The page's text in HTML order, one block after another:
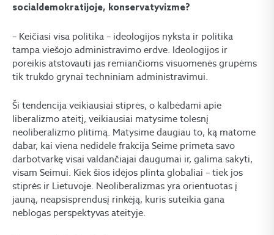
socialdemokratijoje, konservatyvizme?
– Keičiasi visa politika – ideologijos nyksta ir politika
tampa viešojo administravimo erdve. Ideologijos ir
poreikis atstovauti jas remiančioms visuomenės grupėms
tik trukdo grynai techniniam administravimui.
Ši tendencija veikiausiai stiprės, o kalbėdami apie
liberalizmo ateitį, veikiausiai matysime tolesnį
neoliberalizmo plitimą. Matysime daugiau to, ką matome
dabar, kai viena nedidelė frakcija Seime primeta savo
darbotvarkę visai valdančiajai daugumai ir, galima sakyti,
visam Seimui. Kiek šios idėjos plinta globaliai – tiek jos
stiprės ir Lietuvoje. Neoliberalizmas yra orientuotas į
jauną, neapsisprendusį rinkėją, kuris suteikia gana
neblogas perspektyvas ateityje.